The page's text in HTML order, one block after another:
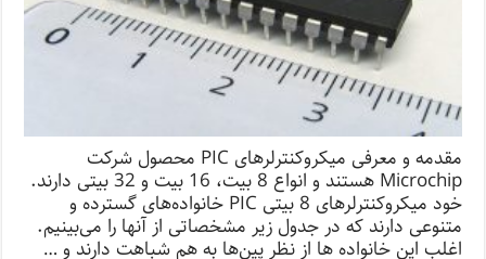
مقدمه و معرفی میکروکنترلرهای PIC محصول شرکت
Microchip هستند و انواع 8 بیت، 16 بیت و 32 بیتی دارند.
خود میکروکنترلرهای 8 بیتی PIC خانواده‌ها‌ی گسترده و
متنوعی دارند که در جدول زیر مشخصاتی از آنها را می‌بینیم.
اغلب این خانواده ها از نظر پین‌ها به هم شباهت دارند و …